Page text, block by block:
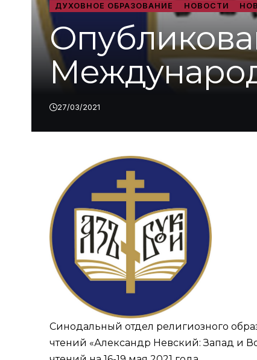
ДУХОВНОЕ ОБРАЗОВАНИЕ НОВОСТИ
27/03/2021
Синодальный отдел религиозного
чтений «Александр Невский: Запад и